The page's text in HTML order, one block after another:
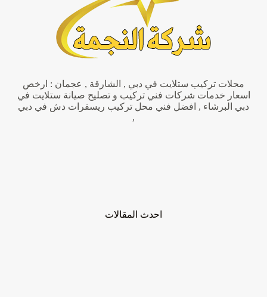
محلات تركيب ستلايت في دبي , الشارقة , عجمان : ارخص
اسعار خدمات شركات فني تركيب و تصليح صيانة ستلايت في
دبي البرشاء , افضل فني محل تركيب ريسفرات دش في دبي
,
احدث المقالات